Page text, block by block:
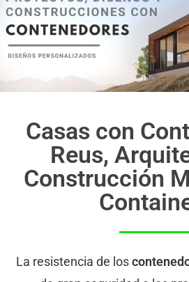
Casas con
Reus,
Construcción
La resistencia de los